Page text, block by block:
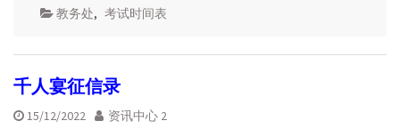
教务处, 考试时间表
千人宴征信录
15/12/2022 资讯中心 2